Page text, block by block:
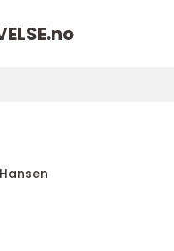
no